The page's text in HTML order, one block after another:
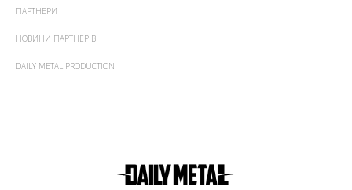
ПАРТНЕРИ
НОВИНИ ПАРТНЕРІВ
DAILY METAL PRODUCTION